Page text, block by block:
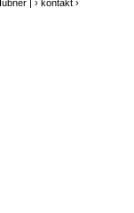
|› kontakt ›